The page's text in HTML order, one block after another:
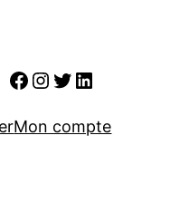
Facebook
Instagram
Twitter
LinkedIn
Mon compte